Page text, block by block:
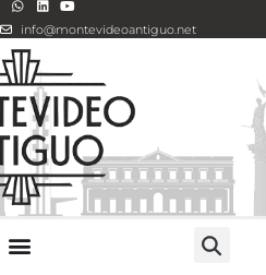
info@montevideoantiguo.net